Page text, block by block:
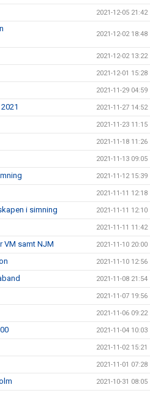
2021-12-05 21:42
2021-12-02 18:48
2021-12-02 13:22
2021-12-01 15:28
2021-11-29 04:59
2021-11-27 14:52
2021-11-23 11:15
2021-11-18 11:26
2021-11-13 09:05
2021-11-12 15:39
2021-11-11 12:18
i simning 2021-11-11 12:10
2021-11-11 11:42
VM samt NJM 2021-11-10 20:00
2021-11-10 12:56
2021-11-08 21:54
2021-11-07 19:56
2021-11-06 09:22
2021-11-04 10:03
2021-11-02 15:21
2021-11-01 07:28
2021-10-31 08:05